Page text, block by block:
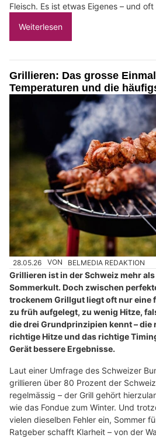
Fleisch. Es ist etwas Eigenes – und oft
Weiterlesen
Grillieren: Das grosse
Temperaturen und die
28.05.26 VON BELMEDIA REDAKTION
Grillieren ist in der Schweiz mehr als
Sommerkult. Doch zwischen
trockenem Grillgut liegt oft nur eine
zu früh aufgelegt, zu wenig Hitze,
die drei Grundprinzipien kennt – die
richtige Hitze und das richtige
Gerät bessere Ergebnisse.
Laut einer Umfrage des Schweizer
grillieren über 80 Prozent der
regelmässig – der Grill gehört
wie das Fondue zum Winter. Und
vielen dieselben Fehler ein, Sommer
Ratgeber schafft Klarheit – von der